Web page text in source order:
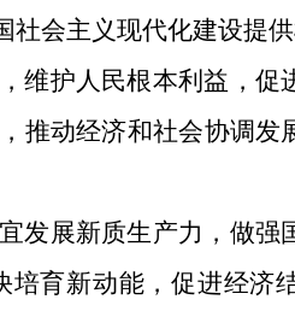
会主义现代化建设提供
护人民根本利益，促
推动经济和社会协调发
展新质生产力，做强
育新动能，促进经济